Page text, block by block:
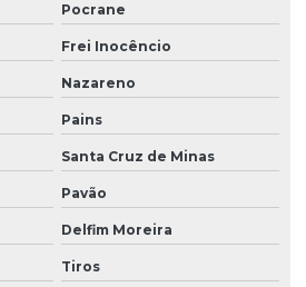
Pocrane
Frei Inocêncio
Nazareno
Pains
Santa Cruz de Minas
Pavão
Delfim Moreira
Tiros